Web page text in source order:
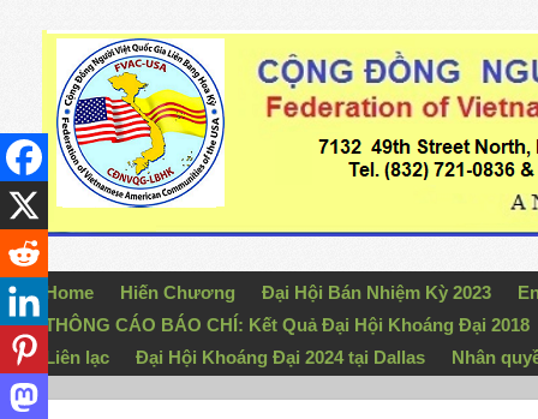
Home Hiến Chương Đại Hội Bán Nhiệm Kỳ 2023
THÔNG CÁO BÁO CHÍ: Kết Quả Đại Hội Khoáng Đại 2018
Liên lạc
Đại Hội Khoáng Đại 2024 tại Dallas Nhân